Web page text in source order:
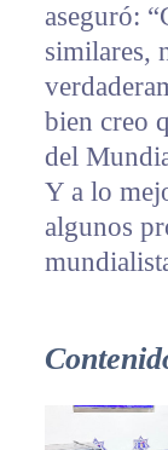
aseguró:
similares,
bien creo
del
Y a lo
algunos